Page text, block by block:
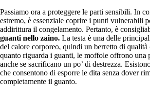
Passiamo ora a proteggere le parti sensibili. In
estremo, è essenziale coprire i punti vulnerabili
addirittura il congelamento. Pertanto, è
guanti nello zaino. La testa è una delle
del calore corporeo, quindi un berretto di qualità
quanto riguarda i guanti, le moffole offrono una
anche se sacrificano un po’ di destrezza.
che consentono di esporre le dita senza dover
completamente il guanto.